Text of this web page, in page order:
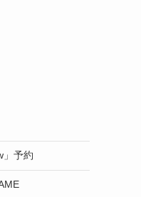
」予約